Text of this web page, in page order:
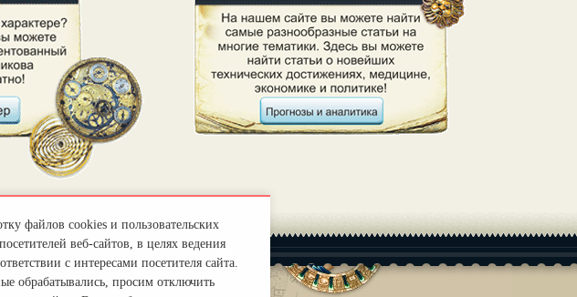
файлов cookies и пользовательских
веб-сайтов, в целях ведения
с интересами посетителя сайта.
обрабатывались, просим отключить